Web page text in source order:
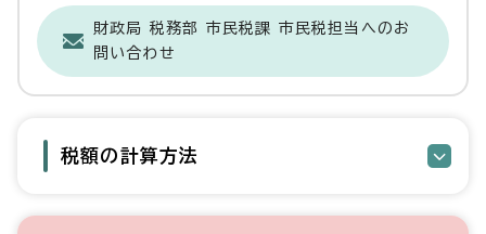
財政局 税務部 市民税課 市民税担当へのお
問い合わせ
税額の計算方法